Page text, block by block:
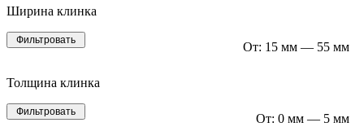
Ширина клинка
Фильтровать От: 15 мм — 55 мм
Толщина клинка
Фильтровать От: 0 мм — 5 мм